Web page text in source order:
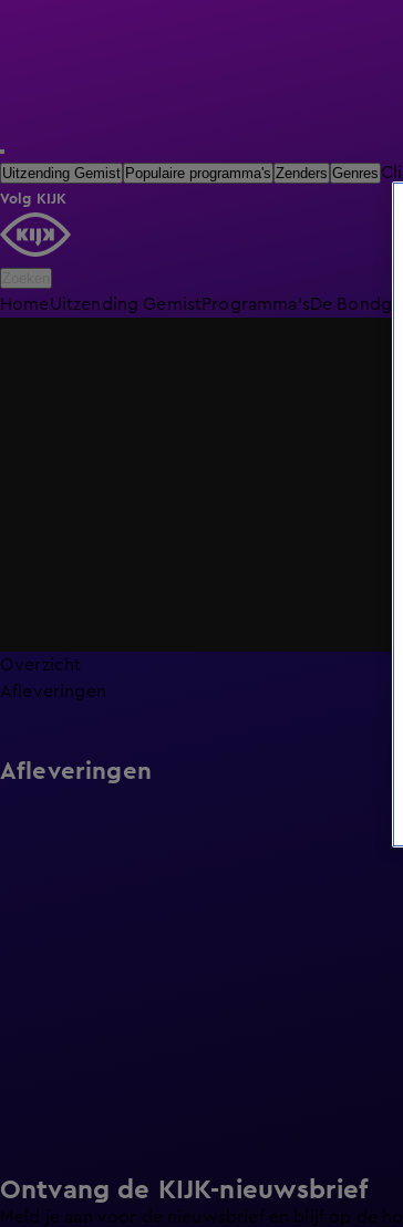
Uitzending Gemist Populaire programma's Zenders Genres
Volg KIJK
HomeUitzending GemistProgramma's De
Overzicht
Afleveringen
Afleveringen
Ontvang de KIJK-nieuwsbrief
Meld je aan voor de nieuwsbrief en blijf op de